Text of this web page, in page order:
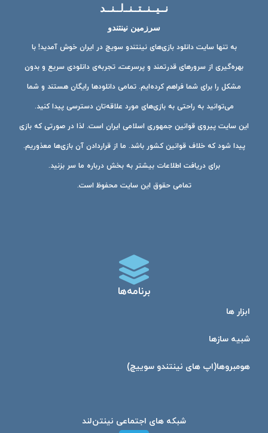
نــیــنــتــنــ‌لــنــد
سرزمین نینتندو
به تنها سایت دانلود بازی‌های نینتندو سویچ در ایران خوش آمدید! با
بهره‌گیری از سرورهای قدرتمند و پرسرعت، تجربه‌ی دانلودی سریع و بدون
مشکل را برای شما فراهم کرده‌ایم. تمامی دانلودها رایگان هستند و شما
می‌توانید به راحتی به بازی‌های مورد علاقه‌تان دسترسی پیدا کنید.
این سایت پیروی قوانین جمهوری اسلامی ایران است. لذا در صورتی که بازی
پیدا شود که خلاف قوانین کشور باشد. ما از قراردادن آن بازی‌ها معذوریم.
برای دریافت اطلاعات بیشتر به بخش درباره ما سر بزنید.
تمامی حقوق این سایت محفوظ است.
برنامه‌ها
ابزار ها
شبیه ساز‌ها
هومبرو‌ها(اپ های نینتندو سوییچ)
شبکه های اجتماعی نینتن‌لند